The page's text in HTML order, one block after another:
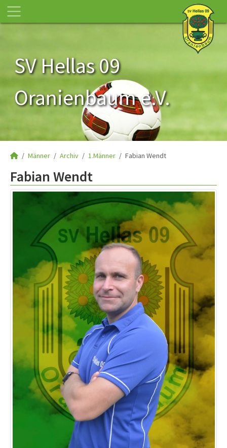
SV Hellas 09
Oranienbaum e.V.
Männer Archiv 1.Männer Fabian Wendt
Fabian Wendt